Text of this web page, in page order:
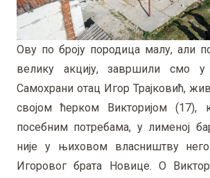
Ову по броју породица малу, али
велику акцију, завршили смо у
Самохрани отац Игор Трајковић,
својом ћерком Викторијом (17),
посебним потребама, у лименој
није у њиховом власништву
Игоровог брата Новице. О